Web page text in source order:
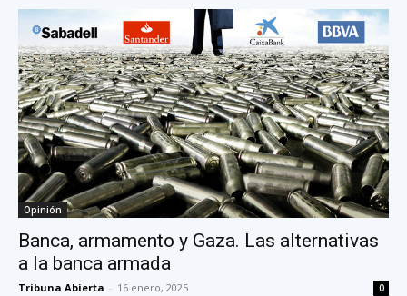
Opinión
Banca, armamento y Gaza. Las alternativas
a la banca armada
Tribuna Abierta - 16 enero, 2025 0